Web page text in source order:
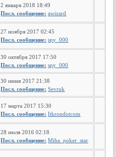
2 января 2018 18:49
Посл. сообщение: awizard
27 ноября 2017 02:45
Посл. сообщение: spy_000
30 октября 2017 17:50
Посл. сообщение: spy_000
30 июня 2017 21:38
Посл. сообщение: Sevruk
17 марта 2017 15:30
Посл. сообщение: Itkrondotcom
28 июля 2016 02:18
Посл. сообщение: Miha_poker_star